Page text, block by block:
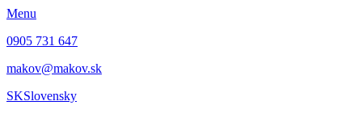
Menu
0905 731 647
makov@makov.sk
SKSlovensky